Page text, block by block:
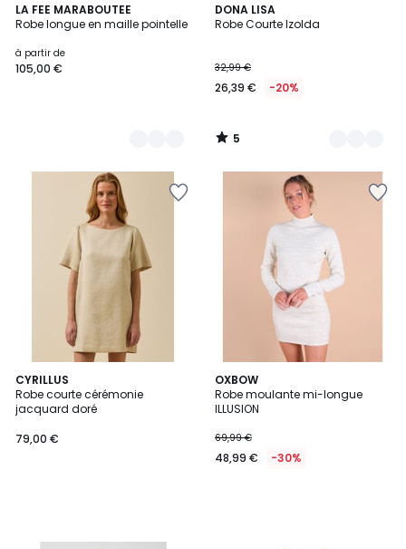
LA FEE MARABOUTEE
Robe longue en maille pointelle
à partir de
105,00 €
2
Couleurs
DONA LISA
Robe Courte Izolda
32,99 €
26,39 € -20%
5
/
7
Couleurs
5
/
CYRILLUS
Robe courte cérémonie
jacquard doré
79,00 €
OXBOW
Robe moulante mi-longue
ILLUSION
69,99 €
48,99 € -30%